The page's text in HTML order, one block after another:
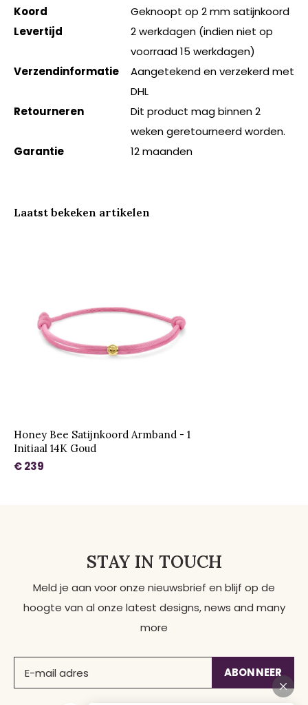
Koord
Geknoopt op 2 mm satijnkoord
Levertijd
2 werkdagen (indien niet op
voorraad 15 werkdagen)
Verzendinformatie
Aangetekend en verzekerd met
DHL
Retourneren
Dit product mag binnen 2
weken geretourneerd worden.
Garantie
12 maanden
Laatst bekeken artikelen
Honey Bee Satijnkoord Armband - 1
Initiaal 14K Goud
€ 239
STAY IN TOUCH
Meld je aan voor onze nieuwsbrief en blijf op de
hoogte van al onze latest designs, news and many
more
ABONNEER